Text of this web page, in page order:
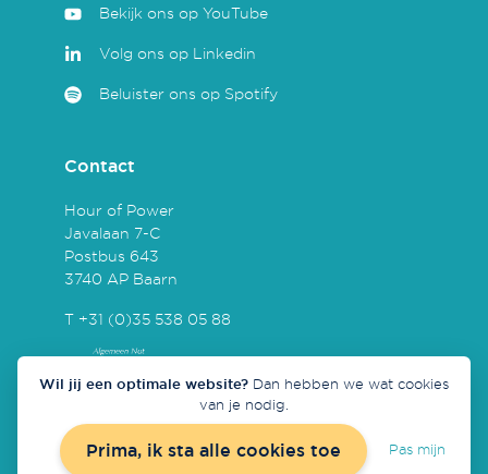
Bekijk ons op YouTube
Volg ons op Linkedin
Beluister ons op Spotify
Contact
Hour of Power
Javalaan 7-C
Postbus 643
3740 AP Baarn
T +31 (0)35 538 05 88
Wil jij een optimale website? Dan hebben we wat cookies
van je nodig.
Prima, ik sta alle cookies toe Pas mijn